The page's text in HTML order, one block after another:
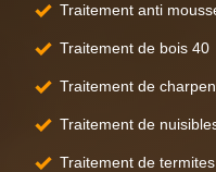
Traitement anti
Traitement de bois 40
Traitement de
Traitement de
Traitement de